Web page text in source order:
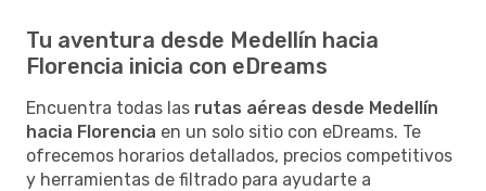
Tu aventura desde Medellín hacia
Florencia inicia con eDreams
Encuentra todas las rutas aéreas desde Medellín
hacia Florencia en un solo sitio con eDreams. Te
ofrecemos horarios detallados, precios competitivos
y herramientas de filtrado para ayudarte a